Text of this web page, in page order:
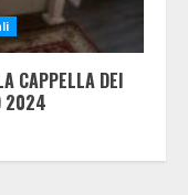
CAPPELLA DEI
2024